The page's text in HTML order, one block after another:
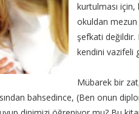
kurtulması
okuldan mezun
şefkati değildir.
kendini vazifeli
Mübarek bir
bahsedince, (Ben onun